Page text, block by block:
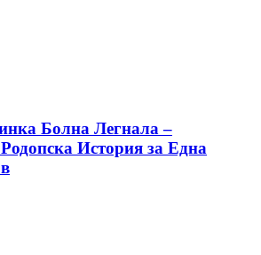
Болна Легнала –
История за Една